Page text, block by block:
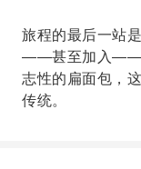
旅程的最后一站
——甚至加入——
志性的扁面包，
传统。